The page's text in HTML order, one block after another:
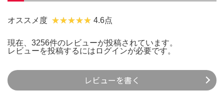
オススメ度 4.6点
現在、3256件のレビューが投稿されています。
レビューを投稿するには ログインが必要です。
レビューを書く